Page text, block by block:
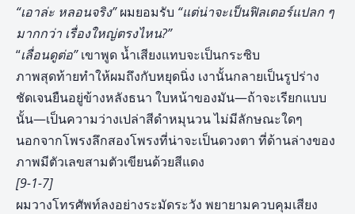
“เอาล่ะ หลอนจริง”ผมยอมรับ “แต่น่าจะเป็นฟิลเตอร์แปลก ๆ
มากกว่า เรื่องใหญ่ตรงไหน?”
“เลื่อนดูต่อ”เขาพูด น้ำเสียงแทบจะเป็นกระซิบ
ภาพสุดท้ายทำให้ผมถึงกับหยุดนิ่ง เงานั้นกลายเป็นรูปร่าง
ชัดเจนยืนอยู่ข้างหลังธนา ใบหน้าของมัน—ถ้าจะเรียกแบบ
นั้น—เป็นความว่างเปล่าสีดำหมุนวน ไม่มีลักษณะใดๆ
นอกจากโพรงลึกสองโพรงที่น่าจะเป็นดวงตา ที่ด้านล่างของ
ภาพมีตัวเลขสามตัวเขียนด้วยสีแดง
[9-1-7]
ผมวางโทรศัพท์ลงอย่างระมัดระวัง พยายามควบคุมเสียง